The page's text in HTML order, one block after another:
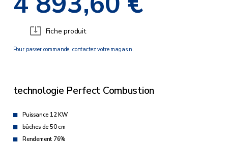
Fiche produit
Pour passer commande, contactez votre magasin.
technologie Perfect Combustion
Puissance 12 KW
bûches de 50 cm
Rendement 76%